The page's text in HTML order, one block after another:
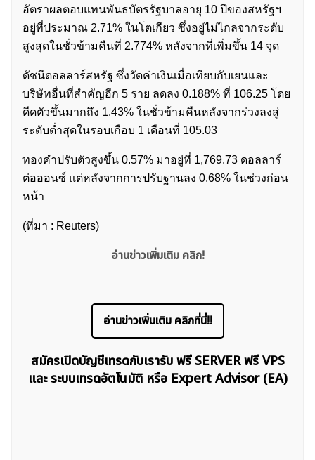
อัตราผลตอบแทนพันธบัตรรัฐบาลอายุ 10 ปีของสหรัฐฯ
อยู่ที่ประมาณ 2.71% ในโตเกียว ซึ่งอยู่ไม่ไกลจากระดับ
สูงสุดในชั่วข้ามคืนที่ 2.774% หลังจากที่เพิ่มขึ้น 14 จุด
ดัชนีดอลลาร์สหรัฐ ซึ่งวัดค่าเงินเมื่อเทียบกับเยนและ
บริษัทอื่นที่สำคัญอีก 5 ราย ลดลง 0.188% ที่ 106.25 โดย
ดีดตัวขึ้นมากถึง 1.43% ในชั่วข้ามคืนหลังจากร่วงลงสู่
ระดับต่ำสุดในรอบเกือบ 1 เดือนที่ 105.03
ทองคำปรับตัวสูงขึ้น 0.57% มาอยู่ที่ 1,769.73 ดอลลาร์
ต่อออนซ์ แต่หลังจากการปรับฐานลง 0.68% ในช่วงก่อน
หน้า
(ที่มา : Reuters)
อ่านข่าวเพิ่มเติม คลิก!
อ่านข่าวเพิ่มเติม คลิกที่นี่!!
สมัครเปิดบัญชีเทรดกับเรารับ ฟรี SERVER ฟรี VPS
และ ระบบเทรดอัตโนมัติ หรือ Expert Advisor (EA)